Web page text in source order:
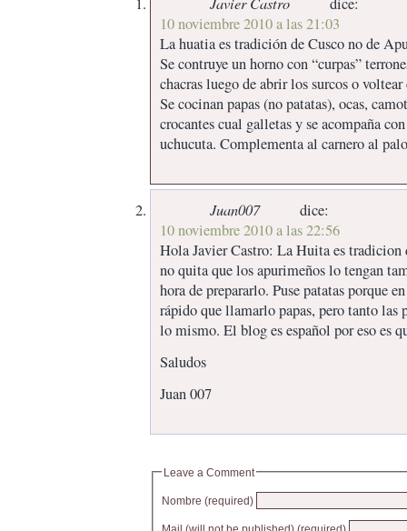
10 noviembre 2010 a las 21:03
La huatia es tradición de Cusco no de
Se contruye un horno con “curpas”
chacras luego de abrir los surcos o
Se cocinan papas (no patatas), ocas,
crocantes cual galletas y se acompaña
uchucuta. Complementa al carnero al
Juan007
dice:
10 noviembre 2010 a las 22:56
Hola Javier Castro: La Huita es tradicion
no quita que los apurimeños lo tengan
hora de prepararlo. Puse patatas porque
rápido que llamarlo papas, pero tanto las
lo mismo. El blog es español por eso es
Saludos
Juan 007
Leave a Comment
Nombre (required)